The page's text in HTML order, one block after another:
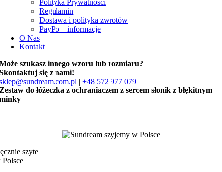
Polityka Prywatności
Regulamin
Dostawa i polityka zwrotów
PayPo – informacje
O Nas
Kontakt
Może szukasz innego wzoru lub rozmiaru?
Skontaktuj się z nami!
sklep@sundream.com.pl |+48 572 977 079 |
Zestaw do łóżeczka z ochraniaczem z sercem słonik z błękitnym
minky
szyte
Polsce